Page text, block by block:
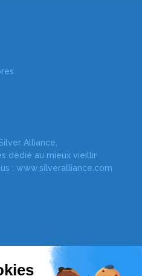
Alliance,
dédié au mieux vieillir
: www.silveralliance.com